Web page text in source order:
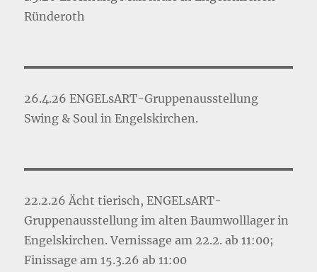
Ründeroth
26.4.26 ENGELsART-Gruppenausstellung
Swing & Soul in Engelskirchen.
22.2.26 Ächt tierisch, ENGELsART-
Gruppenausstellung im alten Baumwolllager in
Engelskirchen. Vernissage am 22.2. ab 11:00;
Finissage am 15.3.26 ab 11:00